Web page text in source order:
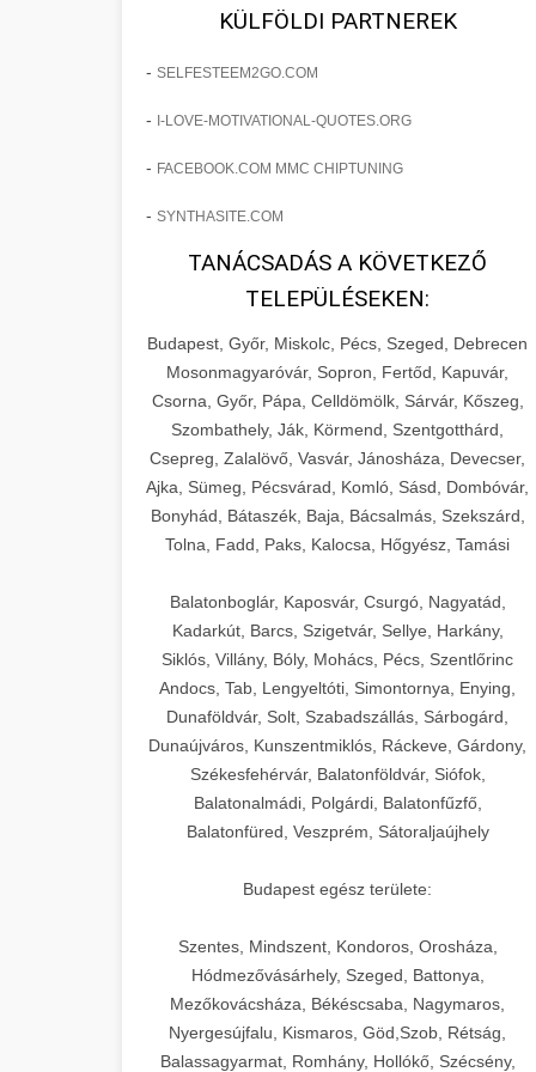
sebészeti praxisban.
páciensszám növekedés
os Növekedést
Lépésről lépésre marketing tervrajz,
eredményezett. Ismerje meg a
szonyegtisztito.net
marketing stratégiai tervrajz
os Növekedésének
Története
Teljes dokumentáció egy klinika
átalakulási útjáról, bemutatva az utat a
küzdő praxistól a virágzó vállalkozásig
150%-os növekedéssel.
szonyegtakaritas.org
klinika átalakulási történet
🎪 18. Szemhéjplasztika
Iránti Érdeklődés 150%-
Technikák és módszerek a páciensek
érdeklődésének és elkötelezettségének
drámai növeléséhez. Egy 150%-os
fellendülési esettanulmány gyakorlati
betekintésekkel.
weboldal-keszites.co
elkötelezettség erősítési módszerek
🎮 19. AI Google Ads és
Meta Kampány Kezelés +
Fejlett AI-alapú Google Ads és Meta
hirdetési kampánykezelés.
Optimalizálja hirdetési költségvetését
aikampany.hu
AI hirdetési automatizálás
🍞 20. Ipari Dagasztógép +
Professzionális ipari dagasztógépek és
tésztakeverő gépek pékségek és
kereskedelmi konyhák számára.
Masszív konstrukció megbízható
teljesítményhez.
chef-iparikonyhagepek.hu
kereskedelmi tésztakeverő
🔪 21. Ipari Szeletelőgép+
Ipari hús- és sajtszeletelő gépek
professzionális élelmiszer-
előkészítéshez. Precíziós vágás
állítható vastagság beállítással.
chef-iparikonyhagepek.hu
professzionális élelmiszer szeletelő
📦 22. Vákuumozó Gép +
Kereskedelmi vákuumcsomagoló
berendezések élelmiszerek
szavatossági időt és tartsa meg a
chef-iparikonyhagepek.hu
vákuum lezáró berendezés
🎁 23. Vákuumfóliázó
+
professzionális élelmiszer-csomagolási
műveletekhez. Hatékony lezárási és
tartósítási megoldások.
chef-iparikonyhagepek.hu
🔥 24. Ipari Sütő és
Gőzpároló
+
Kereskedelmi légkeveréses sütők és
KÜLFÖLDI PARTNEREK
- SELFESTEEM2GO.COM
- I-LOVE-MOTIVATIONAL-QUOTES.ORG
- FACEBOOK.COM MMC CHIPTUNING
- SYNTHASITE.COM
TANÁCSADÁS A KÖVETKEZŐ
TELEPÜLÉSEKEN:
Budapest, Győr, Miskolc, Pécs, Szeged, Debrecen
Mosonmagyaróvár, Sopron, Fertőd, Kapuvár,
Csorna, Győr, Pápa, Celldömölk, Sárvár, Kőszeg,
Szombathely, Ják, Körmend, Szentgotthárd,
Csepreg, Zalalövő, Vasvár, Jánosháza, Devecser,
Ajka, Sümeg, Pécsvárad, Komló, Sásd, Dombóvár,
Bonyhád, Bátaszék, Baja, Bácsalmás, Szekszárd,
Tolna, Fadd, Paks, Kalocsa, Hőgyész, Tamási
Balatonboglár, Kaposvár, Csurgó, Nagyatád,
Kadarkút, Barcs, Szigetvár, Sellye, Harkány,
Siklós, Villány, Bóly, Mohács, Pécs, Szentlőrinc
Andocs, Tab, Lengyeltóti, Simontornya, Enying,
Dunaföldvár, Solt, Szabadszállás, Sárbogárd,
Dunaújváros, Kunszentmiklós, Ráckeve, Gárdony,
Székesfehérvár, Balatonföldvár, Siófok,
Balatonalmádi, Polgárdi, Balatonfűzfő,
Balatonfüred, Veszprém, Sátoraljaújhely
Budapest egész területe:
Szentes, Mindszent, Kondoros, Orosháza,
Hódmezővásárhely, Szeged, Battonya,
Mezőkovácsháza, Békéscsaba, Nagymaros,
Nyergesújfalu, Kismaros, Göd,Szob, Rétság,
Balassagyarmat, Romhány, Hollókő, Szécsény,